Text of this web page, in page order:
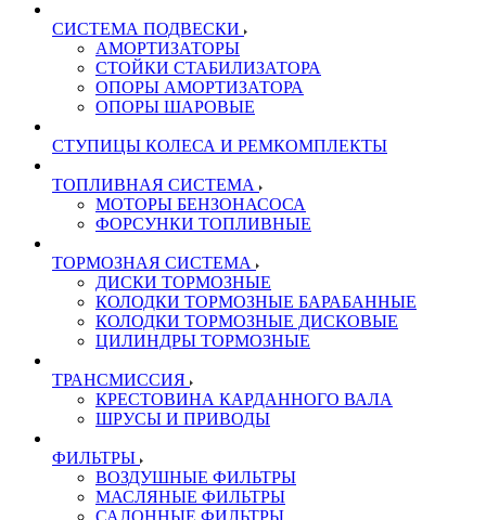
СИСТЕМА ПОДВЕСКИ
АМОРТИЗАТОРЫ
СТОЙКИ СТАБИЛИЗАТОРА
ОПОРЫ АМОРТИЗАТОРА
ОПОРЫ ШАРОВЫЕ
СТУПИЦЫ КОЛЕСА И РЕМКОМПЛЕКТЫ
ТОПЛИВНАЯ СИСТЕМА
МОТОРЫ БЕНЗОНАСОСА
ФОРСУНКИ ТОПЛИВНЫЕ
ТОРМОЗНАЯ СИСТЕМА
ДИСКИ ТОРМОЗНЫЕ
КОЛОДКИ ТОРМОЗНЫЕ БАРАБАННЫЕ
КОЛОДКИ ТОРМОЗНЫЕ ДИСКОВЫЕ
ЦИЛИНДРЫ ТОРМОЗНЫЕ
ТРАНСМИССИЯ
КРЕСТОВИНА КАРДАННОГО ВАЛА
ШРУСЫ И ПРИВОДЫ
ФИЛЬТРЫ
ВОЗДУШНЫЕ ФИЛЬТРЫ
МАСЛЯНЫЕ ФИЛЬТРЫ
САЛОННЫЕ ФИЛЬТРЫ